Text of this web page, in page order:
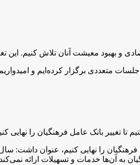
و بهبود معیشت آنان تلاش کنیم.
متعددی برگزار کرده‌ایم و
بانک عامل فرهنگیان را نهایی
فرهنگیان را نهایی کنیم، عنوان
به آن‌ها خدمات و تسهیلات ارائه